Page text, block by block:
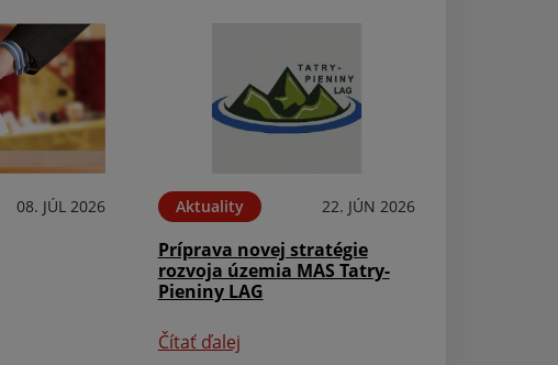
08. JÚL 2026 Aktuality 22. JÚN 2026
Príprava novej stratégie
rozvoja územia MAS Tatry-
Pieniny LAG
Čítať ďalej